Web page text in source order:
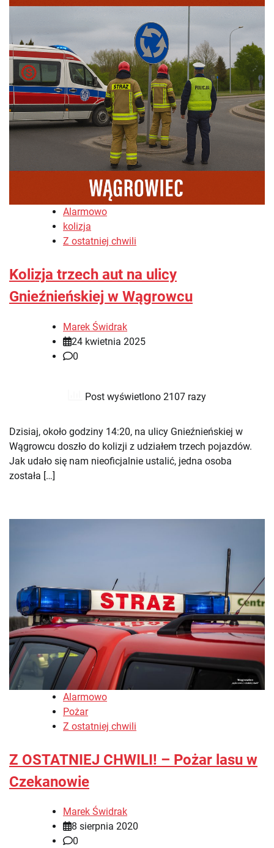
Alarmowo
kolizja
Z ostatniej chwili
Kolizja trzech aut na ulicy
Gnieźnieńskiej w Wągrowcu
Marek Świdrak
24 kwietnia 2025
0
Post wyświetlono 2107 razy
Dzisiaj, około godziny 14:20, na ulicy Gnieźnieńskiej w
Wągrowcu doszło do kolizji z udziałem trzech pojazdów.
Jak udało się nam nieoficjalnie ustalić, jedna osoba
została […]
Alarmowo
Pożar
Z ostatniej chwili
Z OSTATNIEJ CHWILI! – Pożar lasu w
Czekanowie
Marek Świdrak
8 sierpnia 2020
0